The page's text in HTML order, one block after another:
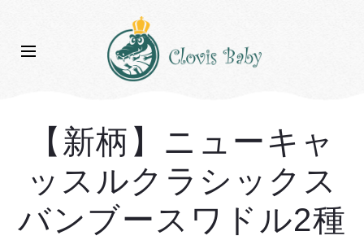
【新柄】ニューキャ
ッスルクラシックス
バンブースワドル2種